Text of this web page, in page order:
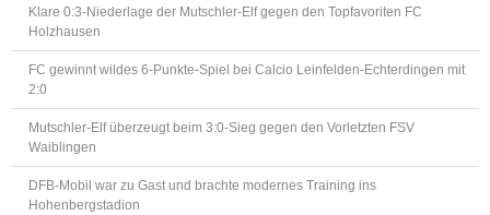
Klare 0:3-Niederlage der Mutschler-Elf gegen den Topfavoriten FC
Holzhausen
FC gewinnt wildes 6-Punkte-Spiel bei Calcio Leinfelden-Echterdingen mit
2:0
Mutschler-Elf überzeugt beim 3:0-Sieg gegen den Vorletzten FSV
Waiblingen
DFB-Mobil war zu Gast und brachte modernes Training ins
Hohenbergstadion